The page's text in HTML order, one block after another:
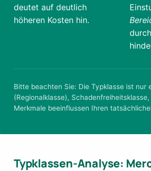
deutet auf deutlich
höheren Kosten hin.
Bitte beachten Sie: Die Typklasse ist nur
(Regionalklasse),
Merkmale beeinflussen Ihren
Typklassen-Analyse: